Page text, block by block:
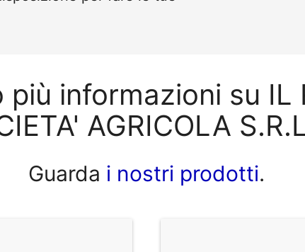
informazioni su IL
AGRICOLA
Guarda i nostri prodotti.